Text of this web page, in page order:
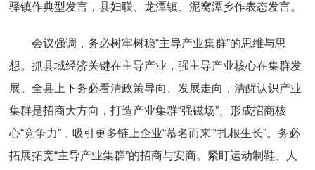
驿镇作典型发言，县妇联、龙潭镇、泥窝潭乡作表态发言。
会议强调，务必树牢树稳“主导产业集群”的思维与思
想。抓县域经济关键在主导产业，强主导产业核心在集群发
展。全县上下务必看清政策导向、发展走向，清醒认识产业
集群是招商大方向，打造产业集群“强磁场”、形成招商核
心“竞争力”，吸引更多链上企业“慕名而来”“扎根生长”。务必
拓展拓宽“主导产业集群”的招商与安商。紧盯运动制鞋、人